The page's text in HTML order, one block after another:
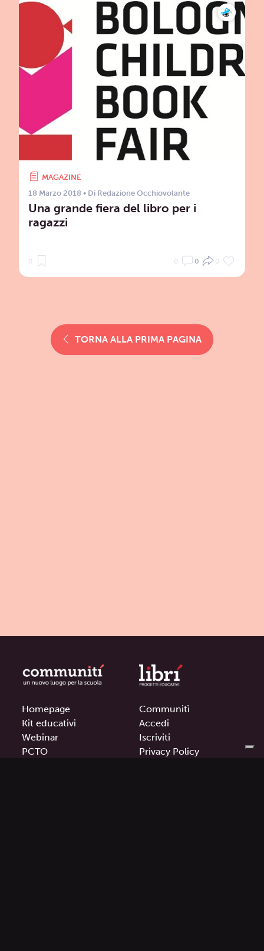
MAGAZINE
18 Marzo 2018 • Di Redazione Occhiovolante
Una grande fiera del libro per i
ragazzi
0 0 0 0
TORNA ALLA PRIMA PAGINA
Homepage
Kit educativi
Webinar
PCTO
Communitì
Accedi
Iscriviti
Privacy Policy